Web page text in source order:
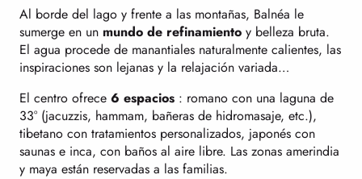
Al borde del lago y frente a las montañas, Balnéa le
sumerge en un mundo de refinamiento y belleza bruta.
El agua procede de manantiales naturalmente calientes, las
inspiraciones son lejanas y la relajación variada…
El centro ofrece 6 espacios : romano con una laguna de
33° (jacuzzis, hammam, bañeras de hidromasaje, etc.),
tibetano con tratamientos personalizados, japonés con
saunas e inca, con baños al aire libre. Las zonas amerindia
y maya están reservadas a las familias.